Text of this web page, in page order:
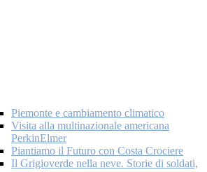
Piemonte e cambiamento climatico
Visita alla multinazionale americana
PerkinElmer
Piantiamo il Futuro con Costa Crociere
Il Grigioverde nella neve. Storie di soldati,